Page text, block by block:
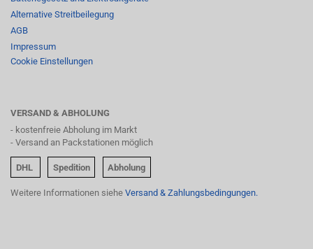
Alternative Streitbeilegung
AGB
Impressum
Cookie Einstellungen
VERSAND & ABHOLUNG
- kostenfreie Abholung im Markt
- Versand an Packstationen möglich
DHL Spedition Abholung
Weitere Informationen siehe Versand & Zahlungsbedingungen.